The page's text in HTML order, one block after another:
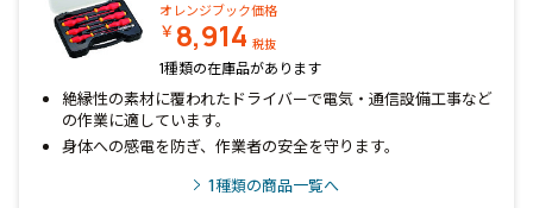
オレンジブック価格
￥ 8,914 税抜
1種類の在庫品があります
絶縁性の素材に覆われたドライバーで電気・通信設備工事など
の作業に適しています。
身体への感電を防ぎ、作業者の安全を守ります。
1種類の商品一覧へ